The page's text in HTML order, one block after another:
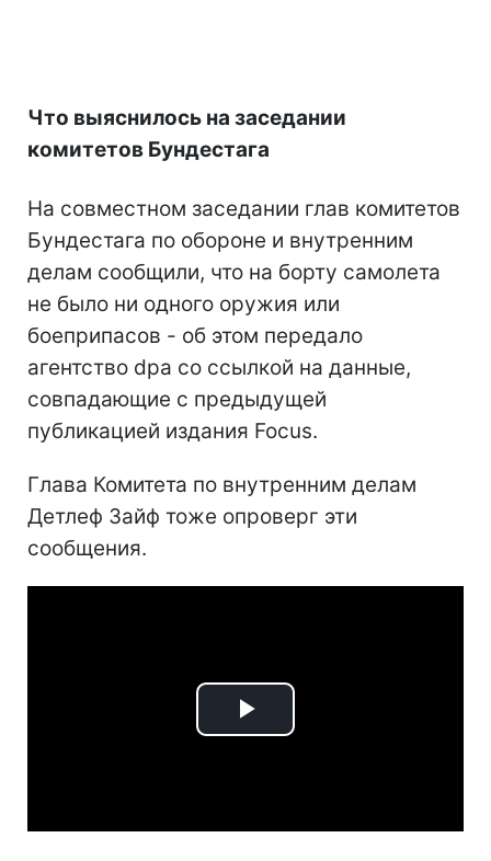
Что выяснилось на заседании
комитетов Бундестага
На совместном заседании глав комитетов
Бундестага по обороне и внутренним
делам сообщили, что на борту самолета
не было ни одного оружия или
боеприпасов - об этом передало
агентство dpa со ссылкой на данные,
совпадающие с предыдущей
публикацией издания Focus.
Глава Комитета по внутренним делам
Детлеф Зайф тоже опроверг эти
сообщения.
Play